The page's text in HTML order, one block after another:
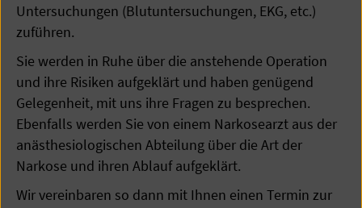
Untersuchungen (Blutuntersuchungen, EKG, etc.)
zuführen.
Sie werden in Ruhe über die anstehende Operation
und ihre Risiken aufgeklärt und haben genügend
Gelegenheit, mit uns ihre Fragen zu besprechen.
Ebenfalls werden Sie von einem Narkosearzt aus der
anästhesiologischen Abteilung über die Art der
Narkose und ihren Ablauf aufgeklärt.
Wir vereinbaren so dann mit Ihnen einen Termin zur